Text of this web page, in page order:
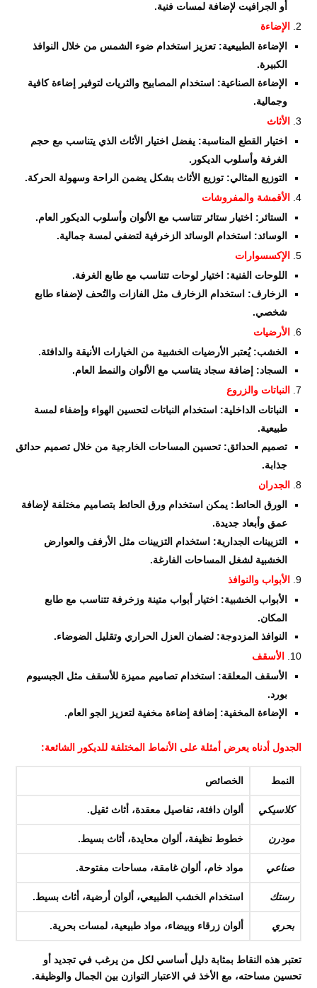
أو الجرافيت لإضافة لمسات فنية.
الإضاءة
الإضاءة الطبيعية: تعزيز استخدام ضوء الشمس من خلال النوافذ
الكبيرة.
الإضاءة الصناعية: استخدام المصابيح والثريات لتوفير إضاءة كافية
وجمالية.
الأثاث
اختيار القطع المناسبة: يفضل اختيار الأثاث الذي يتناسب مع حجم
الغرفة وأسلوب الديكور.
التوزيع المثالي: توزيع الأثاث بشكل يضمن الراحة وسهولة الحركة.
الأقمشة والمفروشات
الستائر: اختيار ستائر تتناسب مع الألوان وأسلوب الديكور العام.
الوسائد: استخدام الوسائد الزخرفية لتضفي لمسة جمالية.
الإكسسوارات
اللوحات الفنية: اختيار لوحات تتناسب مع طابع الغرفة.
الزخارف: استخدام الزخارف مثل الفازات والتُحف لإضفاء طابع
شخصي.
الأرضيات
الخشب: يُعتبر الأرضيات الخشبية من الخيارات الأنيقة والدافئة.
السجاد: إضافة سجاد يتناسب مع الألوان والنمط العام.
النباتات والزروع
النباتات الداخلية: استخدام النباتات لتحسين الهواء وإضفاء لمسة
طبيعية.
تصميم الحدائق: تحسين المساحات الخارجية من خلال تصميم حدائق
جذابة.
الجدران
الورق الحائط: يمكن استخدام ورق الحائط بتصاميم مختلفة لإضافة
عمق وأبعاد جديدة.
التزيينات الجدارية: استخدام التزيينات مثل الأرفف والعوارض
الخشبية لشغل المساحات الفارغة.
الأبواب والنوافذ
الأبواب الخشبية: اختيار أبواب متينة وزخرفة تتناسب مع طابع
المكان.
النوافذ المزدوجة: لضمان العزل الحراري وتقليل الضوضاء.
الأسقف
الأسقف المعلقة: استخدام تصاميم مميزة للأسقف مثل الجبسيوم
بورد.
الإضاءة المخفية: إضافة إضاءة مخفية لتعزيز الجو العام.
الجدول أدناه يعرض أمثلة على الأنماط المختلفة للديكور الشائعة:
النمط الخصائص
كلاسيكي ألوان دافئة، تفاصيل معقدة، أثاث ثقيل.
مودرن خطوط نظيفة، ألوان محايدة، أثاث بسيط.
صناعي مواد خام، ألوان غامقة، مساحات مفتوحة.
رستك استخدام الخشب الطبيعي، ألوان أرضية، أثاث بسيط.
بحري ألوان زرقاء وبيضاء، مواد طبيعية، لمسات بحرية.
تعتبر هذه النقاط بمثابة دليل أساسي لكل من يرغب في تجديد أو
تحسين مساحته، مع الأخذ في الاعتبار التوازن بين الجمال والوظيفة.